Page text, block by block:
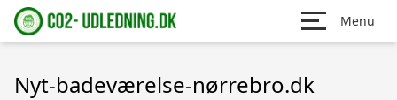
Menu
Nyt-badeværelse-nørrebro.dk